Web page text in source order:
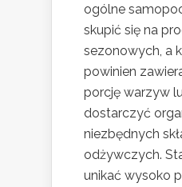
ogólne
skupić się na
sezonowych, a
powinien
porcję warzyw
dostarczyć
niezbędnych
odżywczych.
unikać wysoko